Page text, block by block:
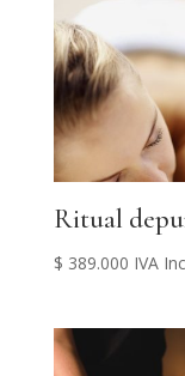
Ritual
$ 389.000 IVA